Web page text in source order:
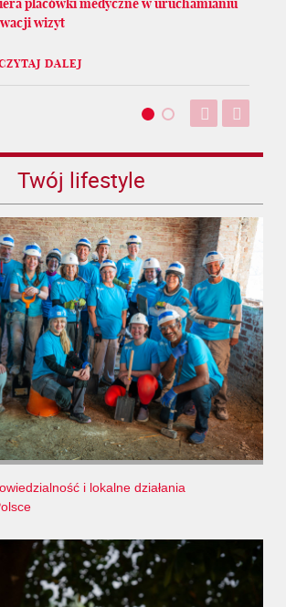
placówki medyczne w uruchamianiu
wizyt
DALEJ
Twój lifestyle
i lokalne działania